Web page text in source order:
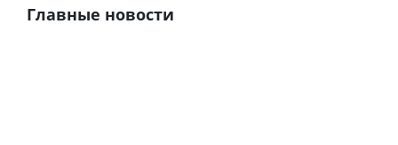
Главные новости